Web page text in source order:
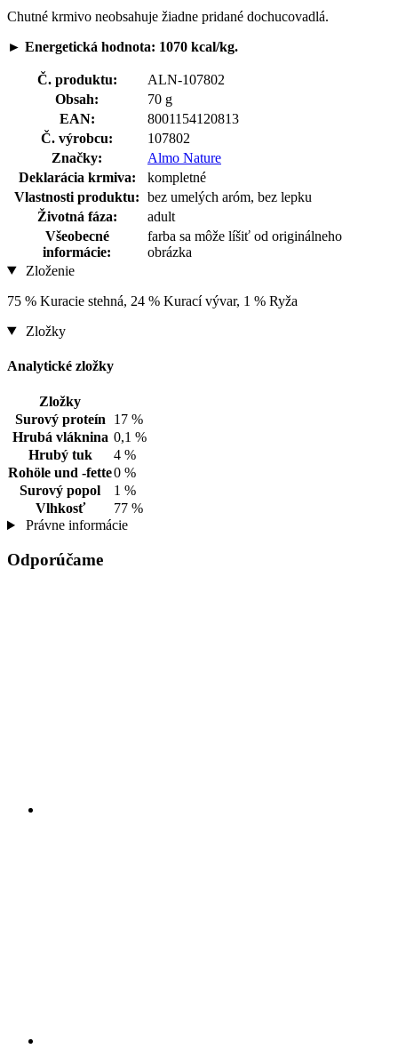
Chutné krmivo neobsahuje žiadne pridané dochucovadlá.
► Energetická hodnota: 1070 kcal/kg.
Č. produktu:
ALN-107802
Obsah:
70 g
EAN:
8001154120813
Č. výrobcu:
107802
Značky:
Almo Nature
Deklarácia krmiva:
kompletné
Vlastnosti produktu: bez umelých aróm, bez lepku
Životná fáza:
adult
Všeobecné
informácie:
farba sa môže líšiť od originálneho
obrázka
Zloženie
75 % Kuracie stehná, 24 % Kurací vývar, 1 % Ryža
Zložky
Analytické zložky
Zložky
Surový proteín
17 %
Hrubá vláknina 0,1 %
Hrubý tuk
4 %
Rohöle und -fette0 %
Surový popol
1 %
Vlhkosť
77 %
Právne informácie
Odporúčame